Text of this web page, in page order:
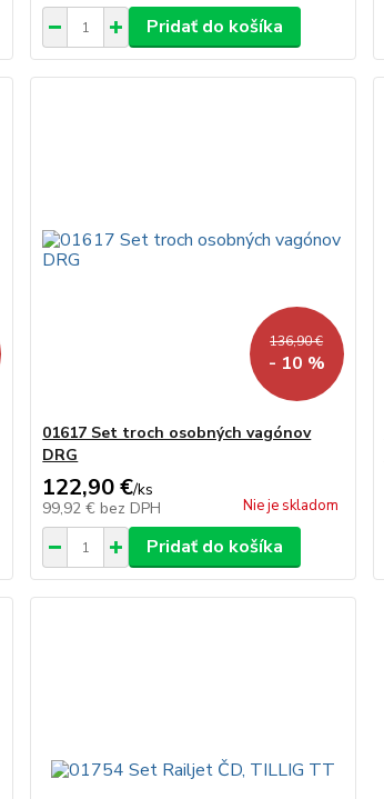
Pridať do košíka
136,90 €
- 10 %
01617 Set troch osobných vagónov
DRG
122,90 €/ks
99,92 € bez DPH Nie je skladom
Pridať do košíka